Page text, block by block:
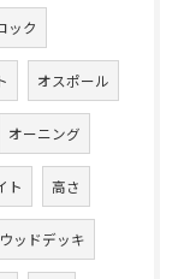
ック
オスポール
オーニング
ト 高さ
ウッドデッキ